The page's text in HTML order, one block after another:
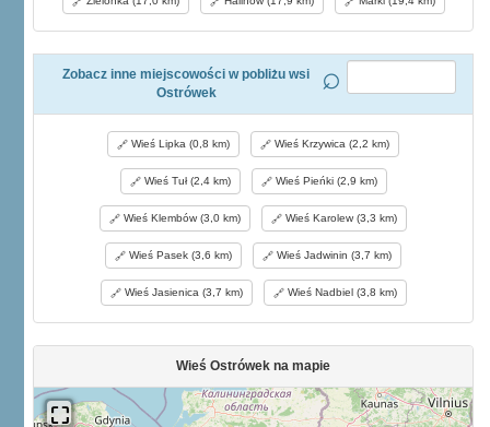
Zobacz inne miejscowości w pobliżu wsi
Ostrówek
Wieś Lipka (0,8 km) Wieś Krzywica (2,2 km)
Wieś Tuł (2,4 km) Wieś Pieńki (2,9 km)
Wieś Klembów (3,0 km) Wieś Karolew (3,3 km)
Wieś Pasek (3,6 km) Wieś Jadwinin (3,7 km)
Wieś Jasienica (3,7 km) Wieś Nadbiel (3,8 km)
Wieś Ostrówek na mapie